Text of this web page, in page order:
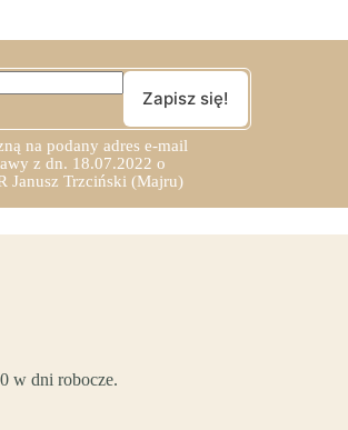
na podany adres e-mail
z dn. 18.07.2022 o
Janusz Trzciński (Majru)
w dni robocze.